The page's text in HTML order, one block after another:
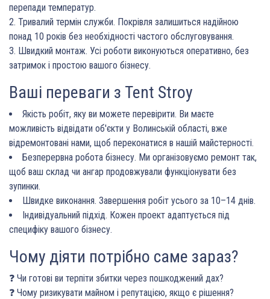
перепади температур.
Тривалий термін служби. Покрівля залишиться надійною
понад 10 років без необхідності частого обслуговування.
Швидкий монтаж. Усі роботи виконуються оперативно, без
затримок і простою вашого бізнесу.
Ваші переваги з Tent Stroy
Якість робіт, яку ви можете перевірити. Ви маєте
можливість відвідати об'єкти у Волинській області, вже
відремонтовані нами, щоб переконатися в нашій майстерності.
Безперервна робота бізнесу. Ми організовуємо ремонт так,
щоб ваш склад чи ангар продовжували функціонувати без
зупинки.
Швидке виконання. Завершення робіт усього за 10–14 днів.
Індивідуальний підхід. Кожен проект адаптується під
специфіку вашого бізнесу.
Чому діяти потрібно саме зараз?
❓ Чи готові ви терпіти збитки через пошкоджений дах?
❓ Чому ризикувати майном і репутацією, якщо є рішення?